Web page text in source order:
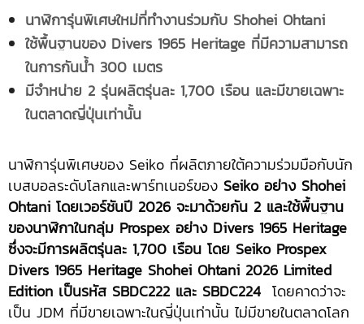
นาฬิการุ่นพิเศษใหม่ที่ทำงานร่วมกับ Shohei Ohtani
ใช้พื้นฐานของ Divers 1965 Heritage ที่มีความสามารถ
ในการกันน้ำ 300 เมตร
มีจำหน่าย 2 รุ่นผลิตรุ่นละ 1,700 เรือน และมีขายเฉพาะ
ในตลาดญี่ปุ่นเท่านั้น
นาฬิการุ่นพิเศษของ Seiko ที่ผลิตภายใต้ความร่วมมือกับนัก
เบสบอลระดับโลกและพาร์ทเนอร์ของ Seiko อย่าง Shohei
Ohtani โดยเวอร์ชันปี 2026 จะมาด้วยกัน 2 และใช้พื้นฐาน
ของนาฬิกาในกลุ่ม Prospex อย่าง Divers 1965 Heritage
ซึ่งจะมีการผลิตรุ่นละ 1,700 เรือน โดย Seiko Prospex
Divers 1965 Heritage Shohei Ohtani 2026 Limited
Edition เป็นรหัส SBDC222 และ SBDC224 โดยคาดว่าจะ
เป็น JDM ที่มีขายเฉพาะในญี่ปุ่นเท่านั้น ไม่มีขายในตลาดโลก